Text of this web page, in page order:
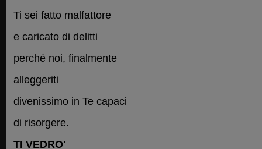
Ti sei fatto malfattore
e caricato di delitti
perché noi, finalmente
alleggeriti
divenissimo in Te capaci
di risorgere.
TI VEDRO'